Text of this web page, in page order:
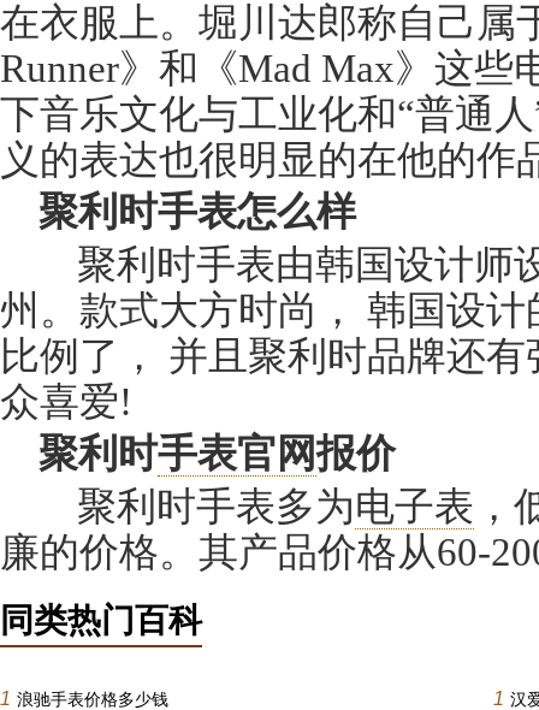
在衣服上。堀川达郎称自己属
Runner》和《Mad Max》这
下音乐文化与工业化和“普通
义的表达也很明显的在他的作
聚利时手表怎么样
聚利时手表由韩国设计师
州。款式大方时尚， 韩国设
比例了， 并且聚利时品牌还
众喜爱!
聚利时手表官网报价
聚利时手表多为电子表 ，
廉的价格。其产品价格从60-
同类热门百科
1 浪驰手表价格多少钱 1 汉